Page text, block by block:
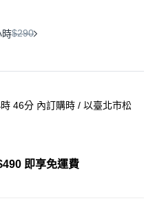
時$290
46分 內訂購時 / 以臺北市松
即享免運費